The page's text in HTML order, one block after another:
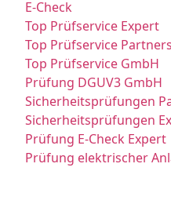
E-Check
Top Prüfservice Expert
Top Prüfservice Partners
Top Prüfservice GmbH
Prüfung DGUV3 GmbH
Sicherheitsprüfungen
Sicherheitsprüfungen
Prüfung E-Check Expert
Prüfung elektrischer